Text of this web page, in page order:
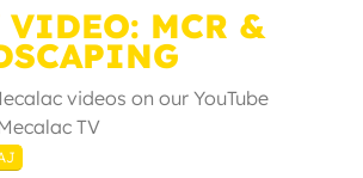
VIDEO: MCR &
videos on our YouTube
TV